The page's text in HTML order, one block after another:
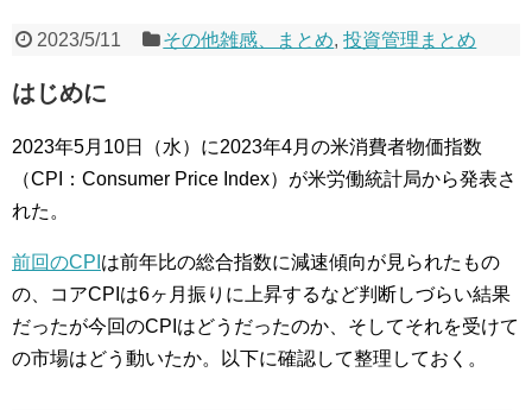
2023/5/11 その他雑感、まとめ,投資管理まとめ
はじめに
2023年5月10日（水）に2023年4月の米消費者物価指数
（CPI：Consumer Price Index）が米労働統計局から発表さ
れた。
前回のCPI は前年比の総合指数に減速傾向が見られたもの
の、コアCPIは6ヶ月振りに上昇するなど判断しづらい結果
だったが今回のCPIはどうだったのか、そしてそれを受けて
の市場はどう動いたか。以下に確認して整理しておく。